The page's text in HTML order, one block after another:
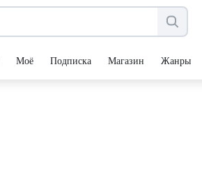
Моё Подписка Магазин Жанры